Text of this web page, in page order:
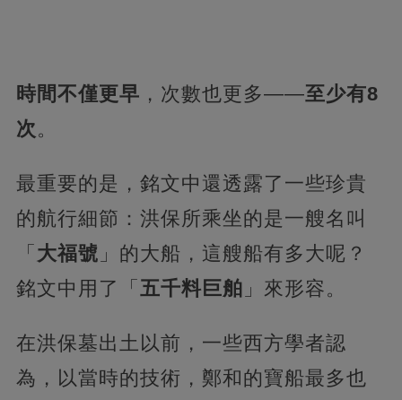
時間不僅更早 ，次數也更多——至少有8
次。
最重要的是，銘文中還透露了一些珍貴
的航行細節：洪保所乘坐的是一艘名叫
「 大福號 」的大船，這艘船有多大呢？
銘文中用了「 五千料巨舶 」來形容。
在洪保墓出土以前，一些西方學者認
為，以當時的技術，鄭和的寶船最多也